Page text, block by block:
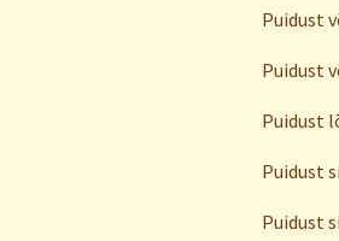
Puidust
Puidust
Puidust
Puidust
Puidust